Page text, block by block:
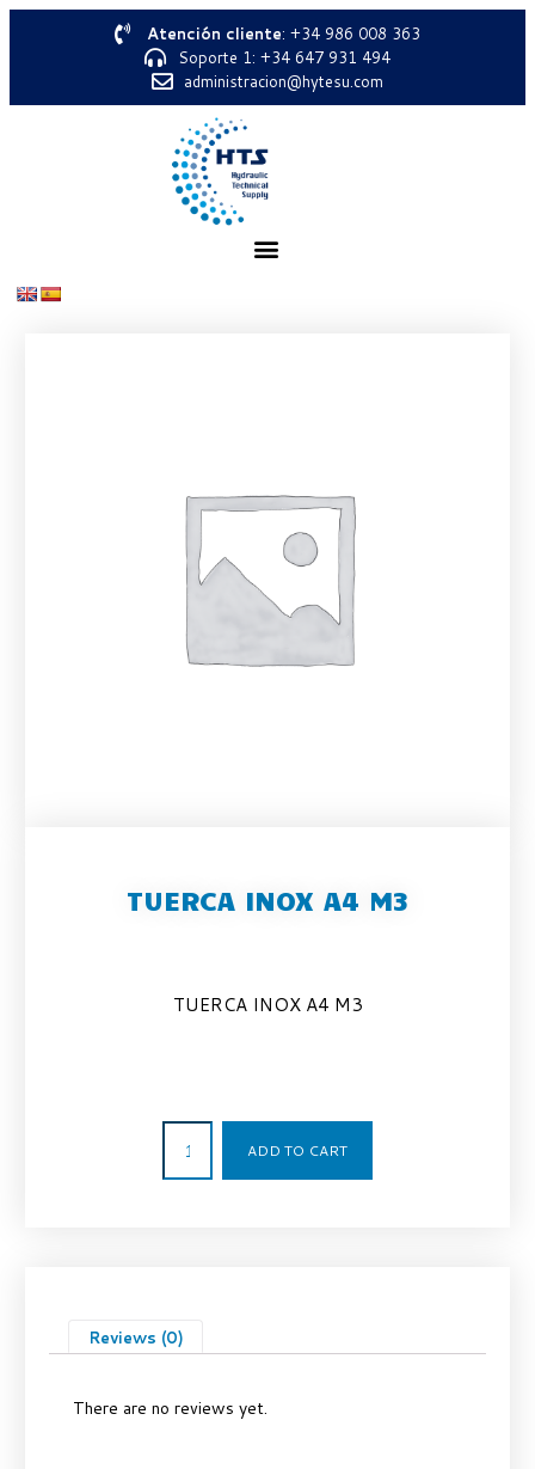
Atención cliente: +34 986 008 363
Soporte 1: +34 647 931 494
administracion@hytesu.com
TUERCA INOX A4 M3
TUERCA INOX A4 M3
ADD TO CART
Reviews (0)
There are no reviews yet.